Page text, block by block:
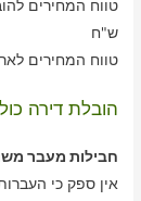
ש"ח
טווח המחירים לאריזה דירת 5 חדרים
הובלת דירה
חבילות מעבר
אין ספק כי